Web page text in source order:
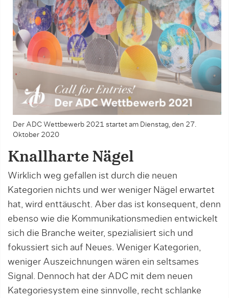
Der ADC Wettbewerb 2021 startet am Dienstag, den 27.
Oktober 2020
Knallharte Nägel
Wirklich weg gefallen ist durch die neuen
Kategorien nichts und wer weniger Nägel erwartet
hat, wird enttäuscht. Aber das ist konsequent, denn
ebenso wie die Kommunikationsmedien entwickelt
sich die Branche weiter, spezialisiert sich und
fokussiert sich auf Neues. Weniger Kategorien,
weniger Auszeichnungen wären ein seltsames
Signal. Dennoch hat der ADC mit dem neuen
Kategoriesystem eine sinnvolle, recht schlanke